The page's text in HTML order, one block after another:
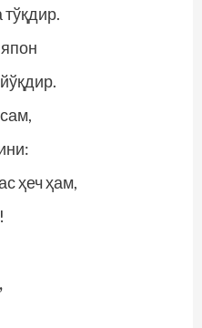
ҳеч ҳам,